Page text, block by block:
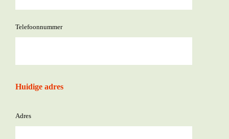
Telefoonnummer
Huidige adres
adres